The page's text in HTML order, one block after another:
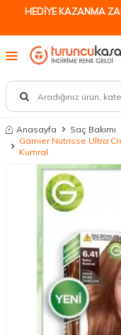
HEDİYE KAZANMA
Anasayfa Saç Bakımı
Garnier Nutrisse Ultra
Kumral